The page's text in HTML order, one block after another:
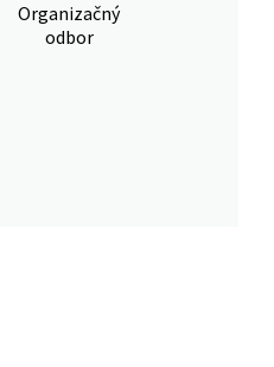
Organizačný
odbor